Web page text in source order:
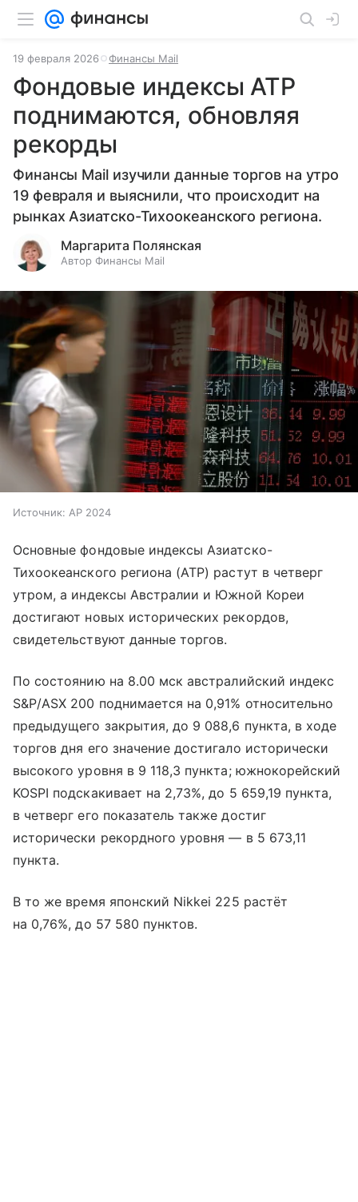
19 февраля 2026 Финансы Mail
Фондовые индексы АТР
поднимаются, обновляя
рекорды
Финансы Mail изучили данные торгов на утро
19 февраля и выяснили, что происходит на
рынках Азиатско-Тихоокеанского региона.
Маргарита Полянская
Автор Финансы Mail
Источник: AP 2024
Основные фондовые индексы Азиатско-
Тихоокеанского региона (АТР) растут в четверг
утром, а индексы Австралии и Южной Кореи
достигают новых исторических рекордов,
свидетельствуют данные торгов.
По состоянию на 8.00 мск австралийский индекс
S&P/ASX 200 поднимается на 0,91% относительно
предыдущего закрытия, до 9 088,6 пункта, в ходе
торгов дня его значение достигало исторически
высокого уровня в 9 118,3 пункта; южнокорейский
KOSPI подскакивает на 2,73%, до 5 659,19 пункта,
в четверг его показатель также достиг
исторически рекордного уровня — в 5 673,11
пункта.
В то же время японский Nikkei 225 растёт
на 0,76%, до 57 580 пунктов.